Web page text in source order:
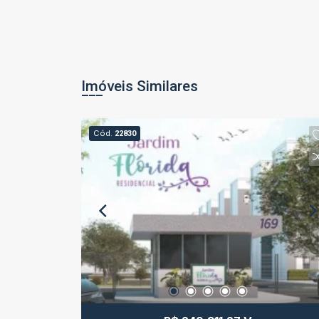
Imóveis Similares
Cód. 22830